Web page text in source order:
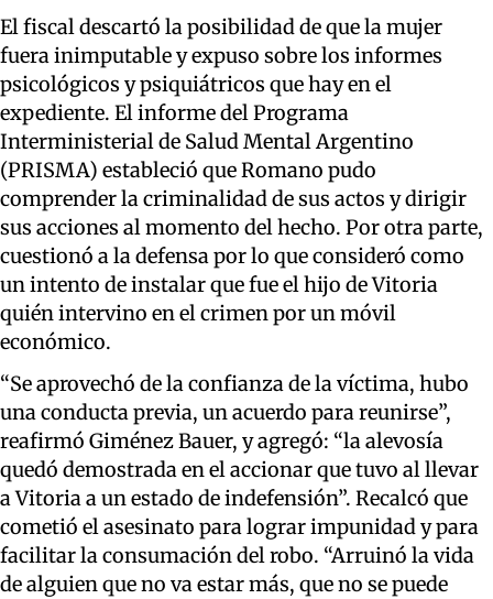
El fiscal descartó la posibilidad de que la mujer
fuera inimputable y expuso sobre los informes
psicológicos y psiquiátricos que hay en el
expediente. El informe del Programa
Interministerial de Salud Mental Argentino
(PRISMA) estableció que Romano pudo
comprender la criminalidad de sus actos y dirigir
sus acciones al momento del hecho. Por otra parte,
cuestionó a la defensa por lo que consideró como
un intento de instalar que fue el hijo de Vitoria
quién intervino en el crimen por un móvil
económico.
“Se aprovechó de la confianza de la víctima, hubo
una conducta previa, un acuerdo para reunirse”,
reafirmó Giménez Bauer, y agregó: “la alevosía
quedó demostrada en el accionar que tuvo al llevar
a Vitoria a un estado de indefensión”. Recalcó que
cometió el asesinato para lograr impunidad y para
facilitar la consumación del robo. “Arruinó la vida
de alguien que no va estar más, que no se puede